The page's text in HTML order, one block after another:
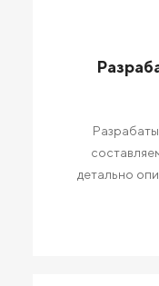
детально